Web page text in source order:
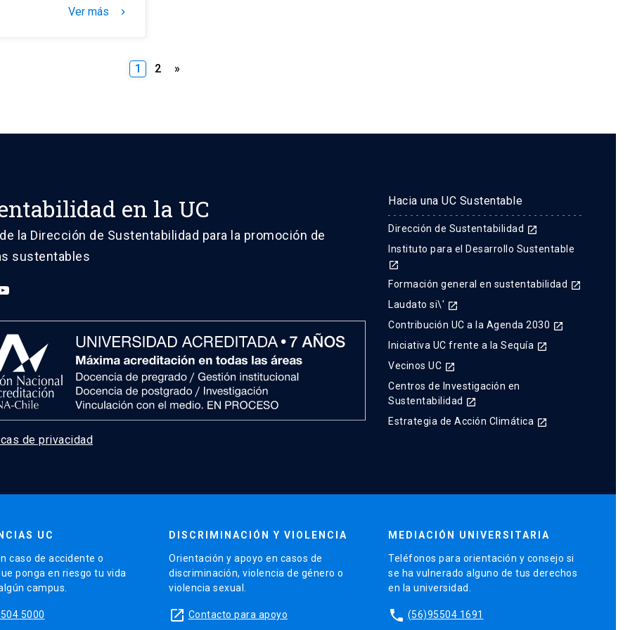
Ver más keyboard_arrow_right
Paginación
entradas
1 2 »
en la UC
la Dirección de Sustentabilidad para la promoción de
sustentables
de privacidad
Hacia una UC Sustentable
Dirección de Sustentabilidad launch
Instituto para el Desarrollo Sustentable
launch
Formación general en sustentabilidad launch
Laudato si\' launch
Contribución UC a la Agenda 2030 launch
Iniciativa UC frente a la Sequía launch
Vecinos UC launch
Centros de Investigación en
Sustentabilidad launch
Estrategia de Acción Climática launch
UC
caso de accidente o
ponga en riesgo tu vida
campus.
5000
DISCRIMINACIÓN Y VIOLENCIA
Orientación y apoyo en casos de
discriminación, violencia de género o
violencia sexual.
launch Contacto para apoyo
MEDIACIÓN UNIVERSITARIA
Teléfonos para orientación y consejo si
se ha vulnerado alguno de tus derechos
en la universidad.
phone (56)95504 1691